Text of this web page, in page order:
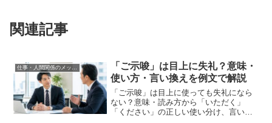
関連記事
仕事・人間関係のメッセージ
「ご示唆」は目上に失礼？意味・
使い方・言い換えを例文で解説
「ご示唆」は目上に使っても失礼になら
ない？意味・読み方から「いただく」
「ください」の正しい使い分け、言い換